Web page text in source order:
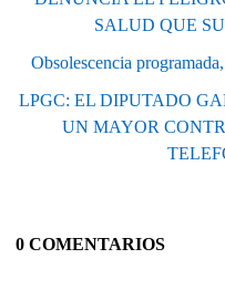
SALUD QUE
Obsolescencia
LPGC: EL DIPUTADO
UN MAYOR
0 COMENTARIOS